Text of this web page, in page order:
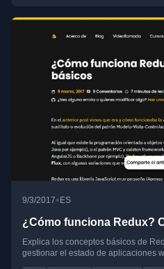
9/3/2017•ES
¿Cómo funciona Redux?
Explica los conceptos básicos de
gestionar el estado de aplicaciones